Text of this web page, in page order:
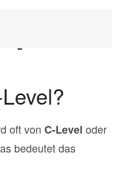
oft von C-Level oder
bedeutet das